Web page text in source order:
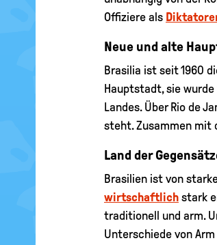
Offiziere als
Neue und alte
Brasilia ist seit 1960
Hauptstadt, sie
Landes. Über Rio de
steht. Zusammen mit
Land der
Brasilien ist von
wirtschaftlich stark
traditionell und arm.
Unterschiede von